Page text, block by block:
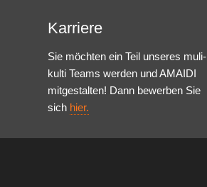
Karriere
Sie möchten ein Teil unseres muli-
kulti Teams werden und AMAIDI
mitgestalten! Dann bewerben Sie
sich hier.